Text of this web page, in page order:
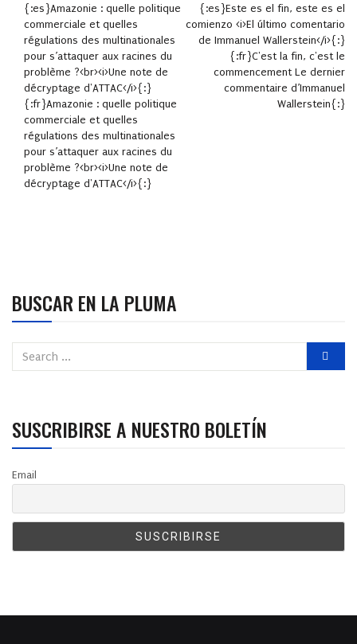
{:es}Amazonie : quelle politique
commerciale et quelles
régulations des multinationales
pour s’attaquer aux racines du
problème ?<br><i>Une note de
décryptage d'ATTAC</i>{:}
{:fr}Amazonie : quelle politique
commerciale et quelles
régulations des multinationales
pour s’attaquer aux racines du
problème ?<br><i>Une note de
décryptage d'ATTAC</i>{:}
{:es}Este es el fin, este es el
comienzo <i>El último comentario
de Immanuel Wallerstein</i>{:}
{:fr}C'est la fin, c'est le
commencement Le dernier
commentaire d’Immanuel
Wallerstein{:}
BUSCAR EN LA PLUMA
SUSCRIBIRSE A NUESTRO BOLETÍN
Email